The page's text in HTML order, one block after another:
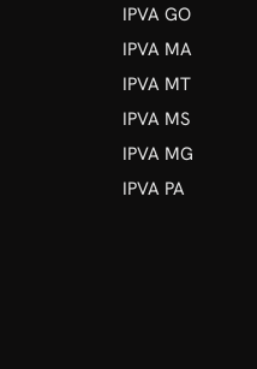
IPVA GO
IPVA MA
IPVA MT
IPVA MS
IPVA MG
IPVA PA